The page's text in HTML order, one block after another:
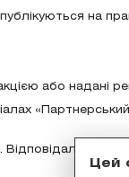
Цей
на
або надані